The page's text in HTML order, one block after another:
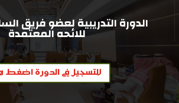
الدورة التدريبية لعضو فريق
للائحه المعتمدة
للتسجيل في الدورة اضغط